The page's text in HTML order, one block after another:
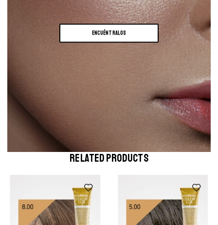
ENCUÉNTRALOS
RELATED PRODUCTS